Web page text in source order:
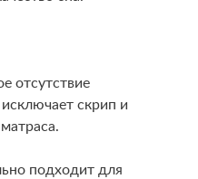
отсутствие
скрип и
подходит для